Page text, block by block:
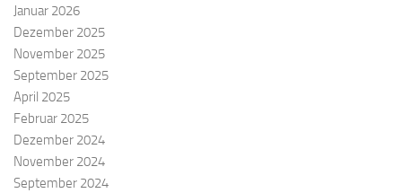
Januar 2026
Dezember 2025
November 2025
September 2025
April 2025
Februar 2025
Dezember 2024
November 2024
September 2024